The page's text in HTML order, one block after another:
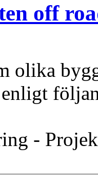
off
olika
-